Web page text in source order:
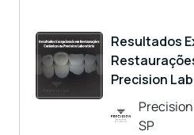
Resultados
Precision
SP